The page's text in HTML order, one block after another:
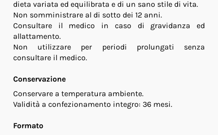
dieta variata ed equilibrata e di un sano stile di vita.
Non somministrare al di sotto dei 12 anni.
Consultare il medico in caso di gravidanza ed
allattamento.
Non utilizzare per periodi prolungati senza
consultare il medico.
Conservazione
Conservare a temperatura ambiente.
Validità a confezionamento integro: 36 mesi.
Formato